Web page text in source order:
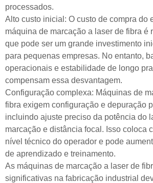
processados.
Alto custo inicial: O custo de compra do
máquina de marcação a laser de fibra é
que pode ser um grande investimento
para pequenas empresas. No entanto,
operacionais e estabilidade de longo
compensam essa desvantagem.
Configuração complexa: Máquinas de
fibra exigem configuração e depuração
incluindo ajuste preciso da potência do
marcação e distância focal. Isso coloca
nível técnico do operador e pode
de aprendizado e treinamento.
As máquinas de marcação a laser de
significativas na fabricação industrial